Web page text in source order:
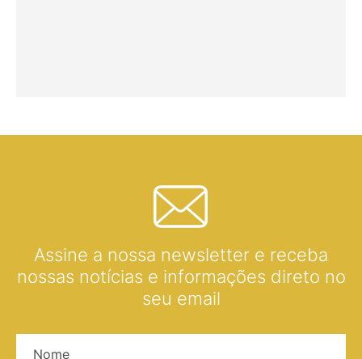
Assine a nossa newsletter e receba
nossas notícias e informações direto no
seu email